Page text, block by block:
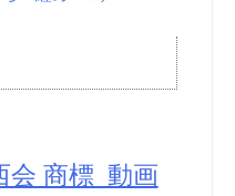
会 商標_動画